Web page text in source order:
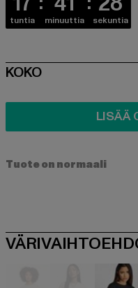
tuntia minuuttia sekuntia
SIZE
KOKO
LISÄÄ
Tuote on normaali